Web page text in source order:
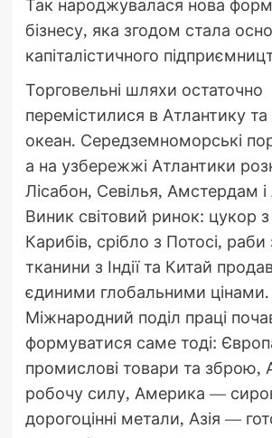
Так народжувалася нова форма
бізнесу, яка згодом стала
капіталістичного
Торговельні шляхи остаточно
перемістилися в Атлантику та
океан. Середземноморські
а на узбережжі Атлантики
Лісабон, Севілья, Амстердам
Виник світовий ринок: цукор з
Карибів, срібло з Потосі,
тканини з Індії та Китай
єдиними глобальними цінами.
Міжнародний поділ праці
формуватися саме тоді:
промислові товари та
робочу силу, Америка —
дорогоцінні метали, Азія —